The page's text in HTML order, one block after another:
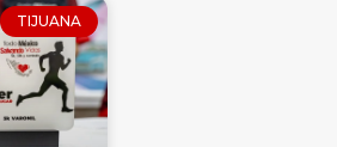
TIJUANA